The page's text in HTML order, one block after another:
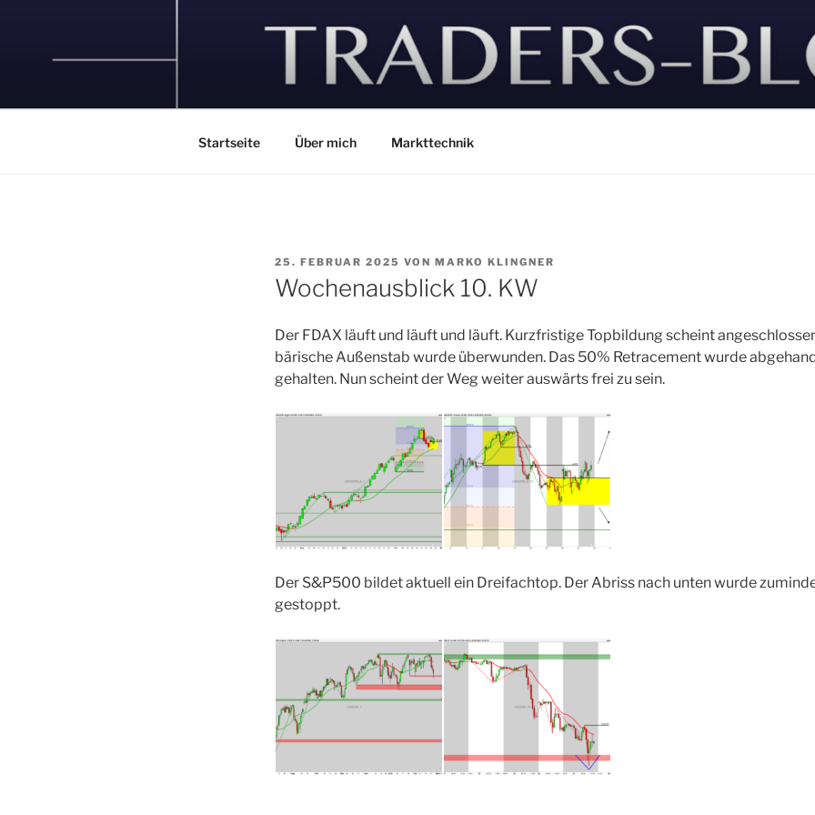
Startseite Über mich Markttechnik
VERÖFFENTLICHT
AM
25. FEBRUAR 2025 VON MARKO KLINGNER
Wochenausblick 10. KW
Der FDAX läuft und läuft und läuft. Kurzfristige Topbildung scheint
bärische Außenstab wurde überwunden. Das 50% Retracement wurde
gehalten. Nun scheint der Weg weiter auswärts frei zu sein.
Der S&P500 bildet aktuell ein Dreifachtop. Der Abriss nach unten wurde
gestoppt.